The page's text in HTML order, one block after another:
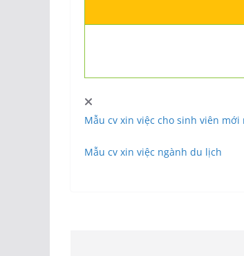
Mẫu cv xin việc cho sinh viên
Mẫu cv xin việc ngành du lịch